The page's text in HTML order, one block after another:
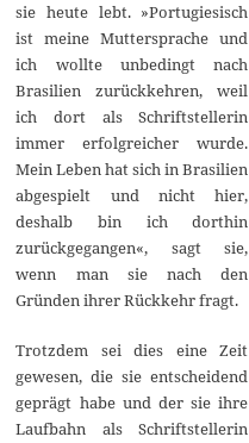
sie heute lebt. »Portugiesisch
ist meine Muttersprache und
ich wollte unbedingt nach
Brasilien zurückkehren, weil
ich dort als Schriftstellerin
immer erfolgreicher wurde.
Mein Leben hat sich in Brasilien
abgespielt und nicht hier,
deshalb bin ich dorthin
zurückgegangen«, sagt sie,
wenn man sie nach den
Gründen ihrer Rückkehr fragt.
Trotzdem sei dies eine Zeit
gewesen, die sie entscheidend
geprägt habe und der sie ihre
Laufbahn als Schriftstellerin